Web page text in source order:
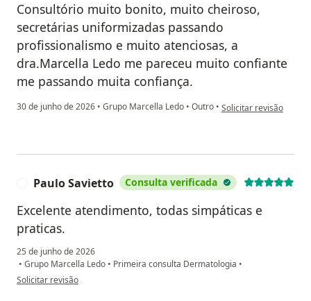
Consultório muito bonito, muito cheiroso,
secretárias uniformizadas passando
profissionalismo e muito atenciosas, a
dra.Marcella Ledo me pareceu muito confiante
me passando muita confiança.
30 de junho de 2026 • Grupo Marcella Ledo • Outro • na opinião do
Solicitar revisão
Paulo Savietto Consulta verificada
Excelente atendimento, todas simpáticas e
praticas.
25 de junho de 2026
• Grupo Marcella Ledo • Primeira consulta Dermatologia •
na opinião do utilizador Paulo Savietto
Solicitar revisão